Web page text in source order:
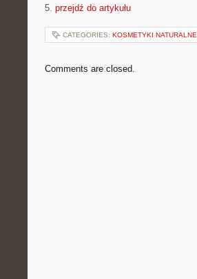
5. przejdź do artykułu
CATEGORIES: KOSMETYKI NATURALNE
Comments are closed.